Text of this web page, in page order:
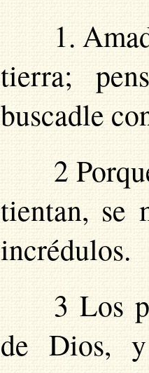
1.
tierra;
buscadle
2
tientan, se
incrédulos.
3 Los
de Dios,